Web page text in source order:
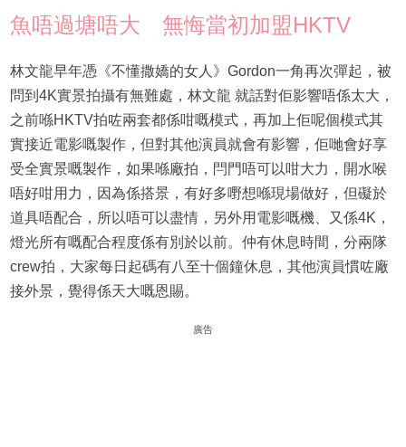
魚唔過塘唔大 無悔當初加盟HKTV
林文龍早年憑《不懂撒嬌的女人》Gordon一角再次彈起，被
問到4K實景拍攝有無難處，林文龍 就話對佢影響唔係太大，
之前喺HKTV拍咗兩套都係咁嘅模式，再加上佢呢個模式其
實接近電影嘅製作，但對其他演員就會有影響，佢哋會好享
受全實景嘅製作，如果喺廠拍，閂門唔可以咁大力，開水喉
唔好咁用力，因為係搭景，有好多嘢想喺現場做好，但礙於
道具唔配合，所以唔可以盡情，另外用電影嘅機、又係4K，
燈光所有嘅配合程度係有別於以前。仲有休息時間，分兩隊
crew拍，大家每日起碼有八至十個鐘休息，其他演員慣咗廠
接外景，覺得係天大嘅恩賜。
廣告